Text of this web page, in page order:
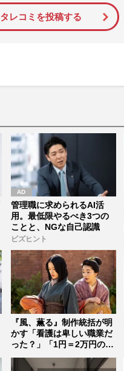
タレコミを投稿する
管理職に求められるAI活
用。最低限やるべき3つの
ことと、NGな自己認識
ビズヒント
『風、薫る』制作統括が明
かす「看護は卑しい職業だ
った？」「1円＝2万円の価